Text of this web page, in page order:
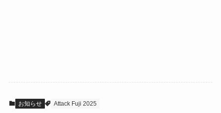
お知らせ Attack Fuji 2025